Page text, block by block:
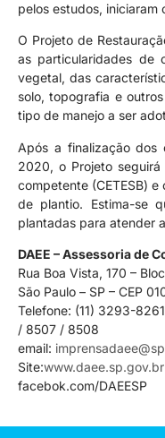
pelos estudos, iniciaram
O Projeto de
as particularidades de
vegetal, das
solo, topografia e
tipo de manejo a ser
Após a finalização dos
2020, o Projeto
competente (CETESB)
de plantio. Estima-se
plantadas para atender
DAEE – Assessoria de
Rua Boa Vista, 170 –
São Paulo – SP – CEP
Telefone: (11) 3293-
/ 8507 / 8508
email:
Site:www.daee.sp.gov.br
facebok.com/DAEESP